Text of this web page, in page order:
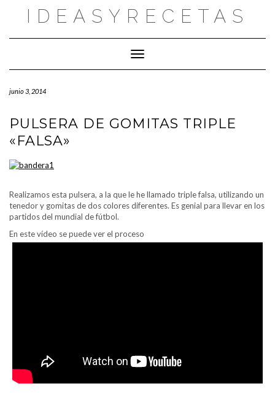
IDEASYRECETAS
Cambiar modo de navegación
junio 3, 2014
PULSERA DE GOMITAS TRIPLE
«FALSA»
Realizamos esta pulsera, a la que le he llamado triple falsa, utilizando un
tenedor y gomitas de dos colores diferentes. Es genial para llevar en los
partidos del mundial de fútbol.
En este vídeo se puede ver el proceso